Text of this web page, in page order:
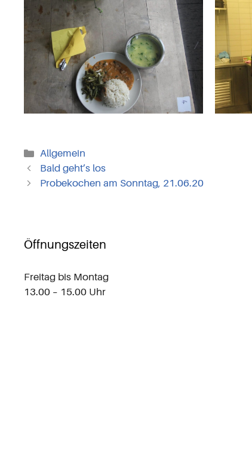
Kategorien
Allgemein
Bald geht’s los
Probekochen am Sonntag, 21.06.20
Öffnungszeiten
Freitag bis Montag
13.00 – 15.00 Uhr